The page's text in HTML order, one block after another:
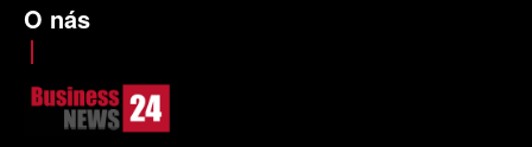
O nás